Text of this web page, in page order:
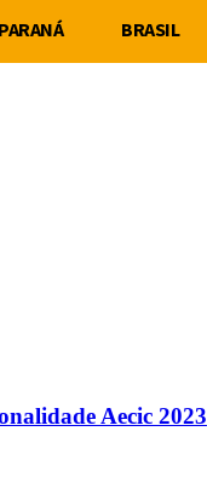
PARANÁ BRASIL
Aecic 2023